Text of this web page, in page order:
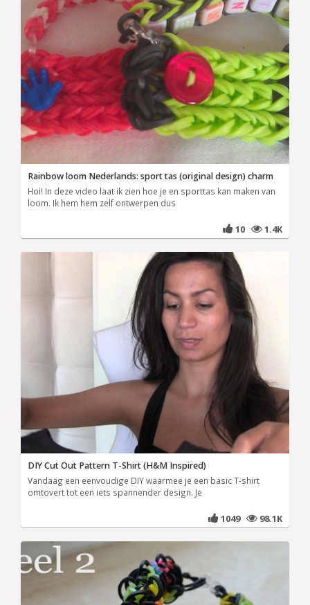
Rainbow loom Nederlands: sport tas (original design) charm
Hoi! In deze video laat ik zien hoe je en sporttas kan maken van
loom. Ik hem hem zelf ontwerpen dus
10 1.4K
DIY Cut Out Pattern T-Shirt (H&M Inspired)
Vandaag een eenvoudige DIY waarmee je een basic T-shirt
omtovert tot een iets spannender design. Je
1049 98.1K